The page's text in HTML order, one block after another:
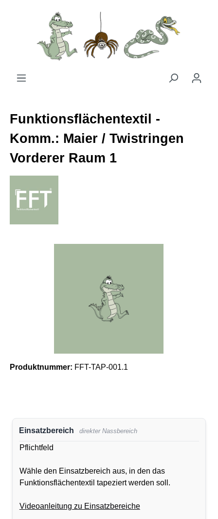
Zum Hauptinhalt springen
Funktionsflächentextil -
Komm.: Maier / Twistringen
Vorderer Raum 1
Produktnummer: FFT-TAP-001.1
Einsatzbereich direkter Nassbereich
Pflichtfeld
Wähle den Einsatzbereich aus, in den das
Funktionsflächentextil tapeziert werden soll.
Videoanleitung zu Einsatzbereiche